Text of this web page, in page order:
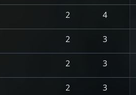
2 4
2 3
2 3
2 3